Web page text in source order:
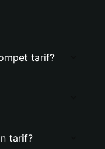
tarif?
tarif?